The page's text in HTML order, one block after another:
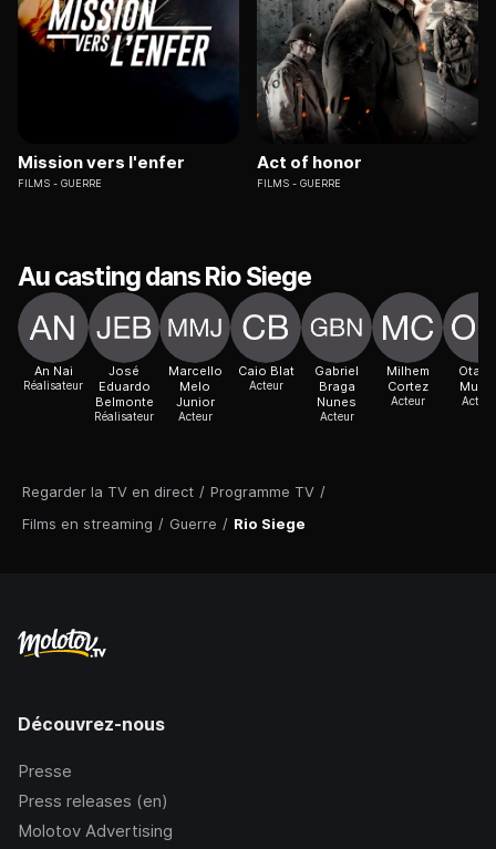
Regarder la TV en direct / Programme TV /
Films en streaming / Guerre / Rio Siege
Mission vers l'enfer
FILMS GUERRE
Act of honor
FILMS GUERRE
Au casting dans Rio Siege
An Nai
Réalisateur
José
Eduardo
Belmonte
Réalisateur
Marcello
Melo
Junior
Acteur
Caio Blat
Acteur
Gabriel
Braga
Nunes
Acteur
Milhem
Cortez
Acteur
Muller
Acteur
Découvrez-nous
Presse
Press releases (en)
Molotov Advertising